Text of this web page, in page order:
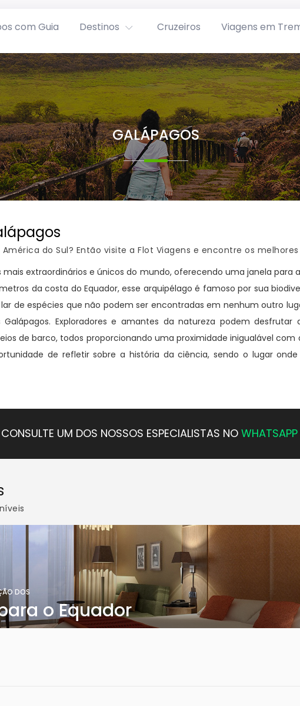
com Guia Destinos Cruzeiros Viagens em
GALÁPAGOS
do Sul? Então visite a Flot Viagens e encontre os
mais extraordinários e únicos do mundo, oferecendo uma janela para
da costa do Equador, esse arquipélago é famoso por sua
lar de espécies que não podem ser encontradas em nenhum outro
Exploradores e amantes da natureza podem
de barco, todos proporcionando uma proximidade inigualável com
de refletir sobre a história da ciência, sendo o lugar onde
CONSULTE UM DOS NOSSOS ESPECIALISTAS NO WHATSAPP
DOS
o Equador